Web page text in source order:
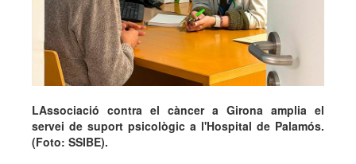
LAssociació contra el càncer a Girona amplia el
servei de suport psicològic a l'Hospital de Palamós.
(Foto: SSIBE).